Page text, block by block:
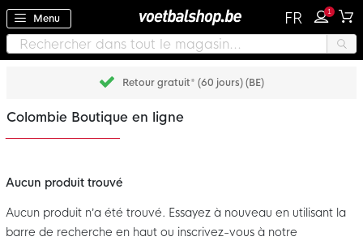
Menu FR 1
Retour gratuit* (60 jours) (BE)
Colombie Boutique en ligne
Aucun produit trouvé
Aucun produit n’a été trouvé. Essayez à nouveau en utilisant la
barre de recherche en haut ou inscrivez-vous à notre